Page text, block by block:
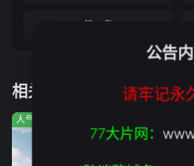
第15集
相关推荐
人气:775
公告
请牢记永
77大片网：